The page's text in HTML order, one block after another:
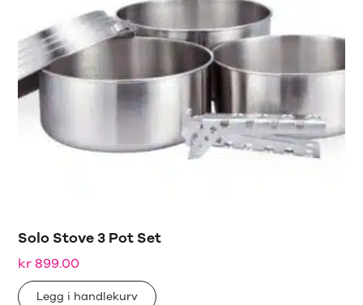
Solo Stove 3 Pot Set
kr899.00
Legg i handlekurv